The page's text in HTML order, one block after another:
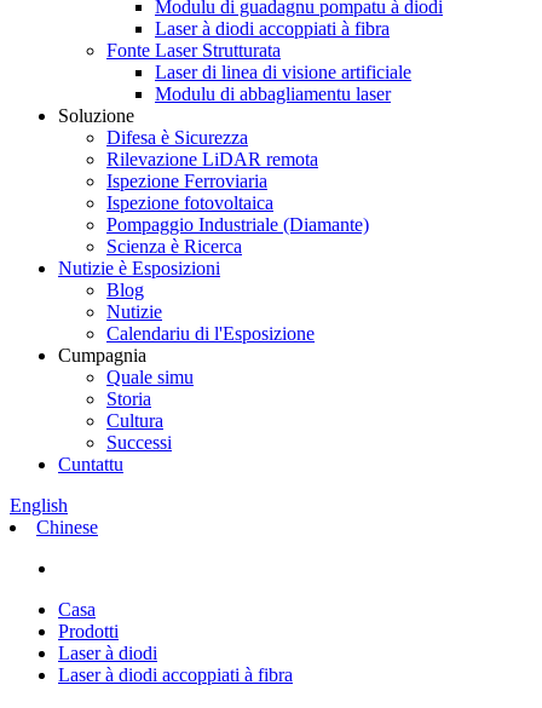
Modulu di guadagnu pompatu à diodi
Laser à diodi accoppiati à fibra
Fonte Laser Strutturata
Laser di linea di visione artificiale
Modulu di abbagliamentu laser
Soluzione
Difesa è Sicurezza
Rilevazione LiDAR remota
Ispezione Ferroviaria
Ispezione fotovoltaica
Pompaggio Industriale (Diamante)
Scienza è Ricerca
Nutizie è Esposizioni
Blog
Nutizie
Calendariu di l'Esposizione
Cumpagnia
Quale simu
Storia
Cultura
Successi
Cuntattu
English
Chinese
Casa
Prodotti
Laser à diodi
Laser à diodi accoppiati à fibra